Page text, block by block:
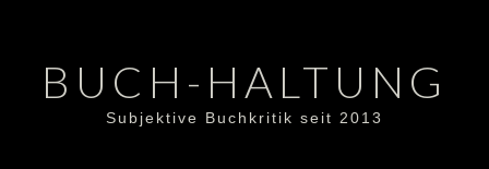
BUCH-HALTUNG
Subjektive Buchkritik seit 2013